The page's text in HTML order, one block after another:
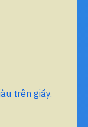
trên giấy.